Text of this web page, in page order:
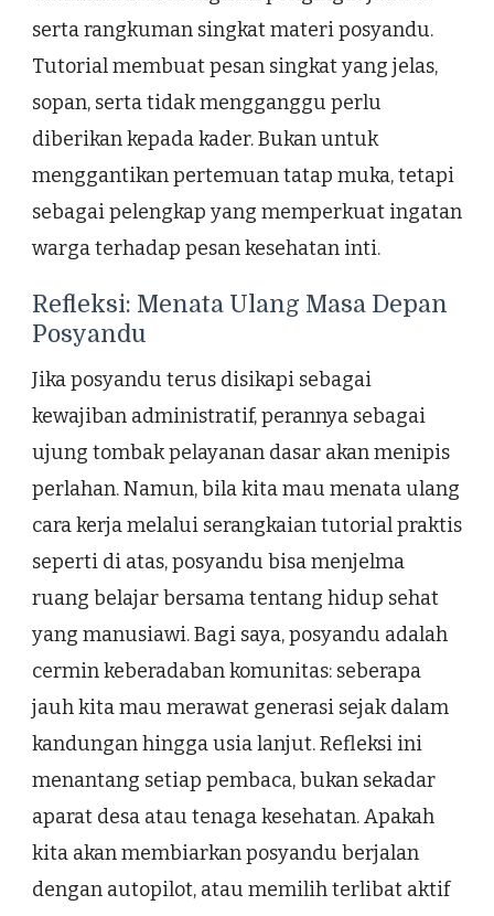
serta rangkuman singkat materi posyandu.
Tutorial membuat pesan singkat yang jelas,
sopan, serta tidak mengganggu perlu
diberikan kepada kader. Bukan untuk
menggantikan pertemuan tatap muka, tetapi
sebagai pelengkap yang memperkuat ingatan
warga terhadap pesan kesehatan inti.
Refleksi: Menata Ulang Masa Depan
Posyandu
Jika posyandu terus disikapi sebagai
kewajiban administratif, perannya sebagai
ujung tombak pelayanan dasar akan menipis
perlahan. Namun, bila kita mau menata ulang
cara kerja melalui serangkaian tutorial praktis
seperti di atas, posyandu bisa menjelma
ruang belajar bersama tentang hidup sehat
yang manusiawi. Bagi saya, posyandu adalah
cermin keberadaban komunitas: seberapa
jauh kita mau merawat generasi sejak dalam
kandungan hingga usia lanjut. Refleksi ini
menantang setiap pembaca, bukan sekadar
aparat desa atau tenaga kesehatan. Apakah
kita akan membiarkan posyandu berjalan
dengan autopilot, atau memilih terlibat aktif